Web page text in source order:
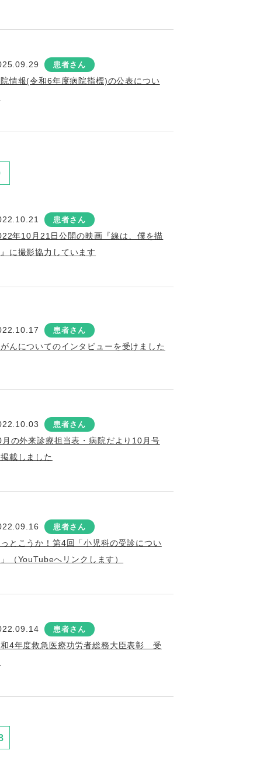
患者さん
情報(令和6年度病院指標)の公表につい
患者さん
年10月21日公開の映画『線は、僕を描
』に撮影協力しています
患者さん
んについてのインタビューを受けました
患者さん
月の外来診療担当表・病院だより10月号
載しました
患者さん
とこうか！第4回「小児科の受診につい
（YouTubeへリンクします）
患者さん
4年度救急医療功労者総務大臣表彰 受